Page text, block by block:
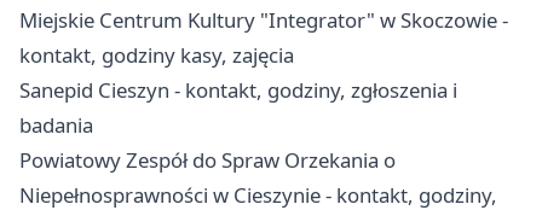
Miejskie Centrum Kultury "Integrator" w Skoczowie -
kontakt, godziny kasy, zajęcia
Sanepid Cieszyn - kontakt, godziny, zgłoszenia i
badania
Powiatowy Zespół do Spraw Orzekania o
Niepełnosprawności w Cieszynie - kontakt, godziny,